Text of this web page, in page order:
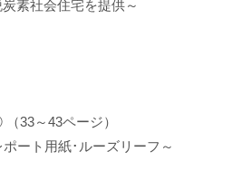
素社会住宅を提供～
33～43ページ）
ート用紙･ルーズリーフ～